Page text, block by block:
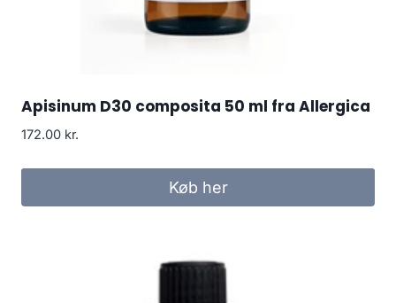
Apisinum D30 composita 50 ml fra Allergica
172.00 kr.
Køb her